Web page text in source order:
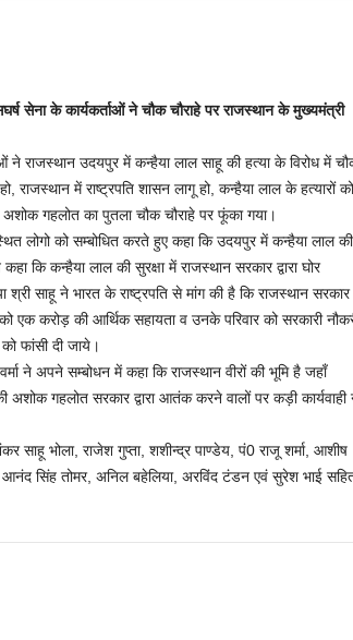
सेना के कार्यकर्ताओं ने चौक चौराहे पर राजस्थान के मुख्यमंत्री
उदयपुर में कन्हैया लाल साहू की हत्या के विरोध में
राजस्थान में राष्ट्रपति शासन लागू हो, कन्हैया लाल के हत्यारों को
गहलोत का पुतला चौक चौराहे पर फूंका गया।
लोगो को सम्बोधित करते हुए कहा कि उदयपुर में कन्हैया लाल की
कि कन्हैया लाल की सुरक्षा में राजस्थान सरकार द्वारा घोर
श्री साहू ने भारत के राष्ट्रपति से मांग की है कि राजस्थान सरकार
एक करोड़ की आर्थिक सहायता व उनके परिवार को सरकारी
फांसी दी जाये।
ने अपने सम्बोधन में कहा कि राजस्थान वीरों की भूमि है जहाँ
गहलोत सरकार द्वारा आतंक करने वालों पर कड़ी कार्यवाही
भोला, राजेश गुप्ता, शशीन्द्र पाण्डेय, पं0 राजू शर्मा, आशीष
आनंद सिंह तोमर, अनिल बहेलिया, अरविंद टंडन एवं सुरेश भाई